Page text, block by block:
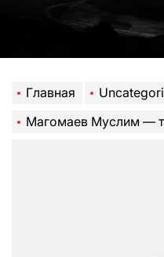
Главная
Магомаев Муслим — талантливый артист, гордость нации